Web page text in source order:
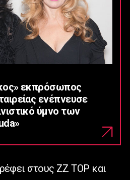
εκπρόσωπος
ενέπνευσε
ύμνο των
στους ZZ TOP και